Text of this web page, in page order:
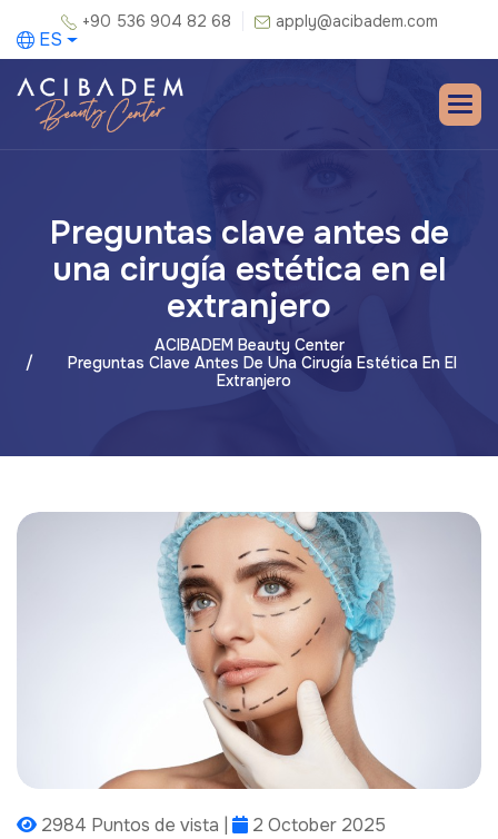
+90 536 904 82 68 apply@acibadem.com
ES
Preguntas clave antes de
una cirugía estética en el
extranjero
ACIBADEM Beauty Center
Preguntas Clave Antes De Una Cirugía Estética En El
Extranjero
2984 Puntos de vista | 2 October 2025